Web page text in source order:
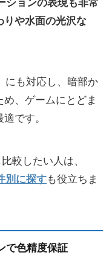
りや水面の光沢な
にも対応し、暗部か
、ゲームにとどま
です。
較したい人は、
別に探すも役立ちま
で色精度保証